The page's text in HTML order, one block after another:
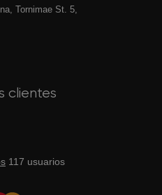
Tornimаe St. 5,
clientes
117 usuarios